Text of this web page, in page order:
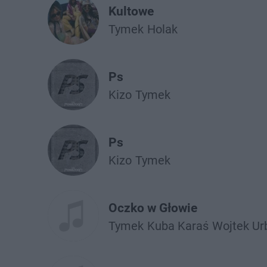
Kultowe
Tymek Holak
Ps
Kizo Tymek
Ps
Kizo Tymek
Oczko w Głowie
Tymek Kuba Karaś Wojtek